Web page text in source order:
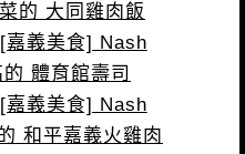
的 大同雞肉飯
[嘉義美食] Nash
體育館壽司
[嘉義美食] Nash
和平嘉義火雞肉